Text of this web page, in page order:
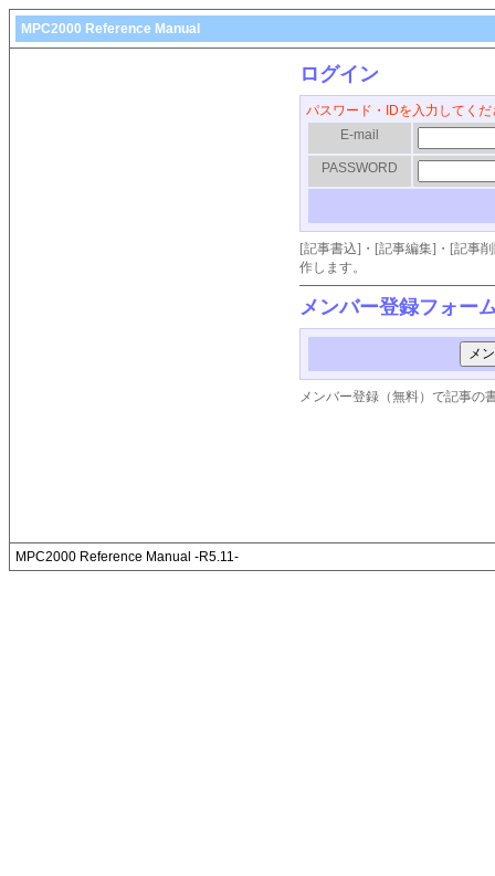
MPC2000 Reference Manual
ログイン
パスワード・IDを入力してくだ
E-mail
PASSWORD
[記事書込]・[記事編集]・[記事
作します。
メンバー登録フォー
メンバー登録（無料）で記事の
MPC2000 Reference Manual -R5.11-